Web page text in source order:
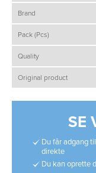
Brand
Pack (Pcs)
Quality
Original product
SE
Du får adgang
direkte
Du kan oprette